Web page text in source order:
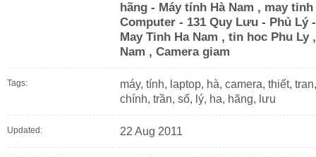
hãng - Máy tính Hà Nam , may
Computer - 131 Quy Lưu - Phủ Lý
May Tinh Ha Nam , tin hoc Phu Ly
Nam , Camera giam
Tags:
máy, tính, laptop, hà, camera, thiết,
chính, trần, số, lý, ha, hãng, lưu
Updated: 22 Aug 2011